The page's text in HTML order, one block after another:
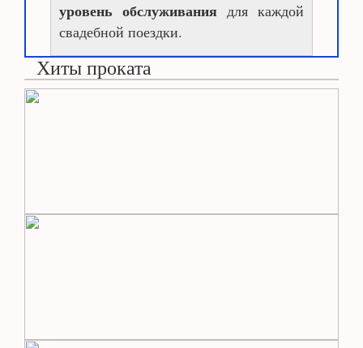
уровень обслуживания для каждой
свадебной поездки.
Хиты проката